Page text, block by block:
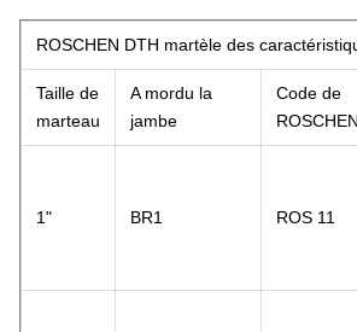
ROSCHEN DTH martèle des
Taille de
marteau
A mordu la
jambe
Code de
ROSCHEN
1" BR1 ROS 11